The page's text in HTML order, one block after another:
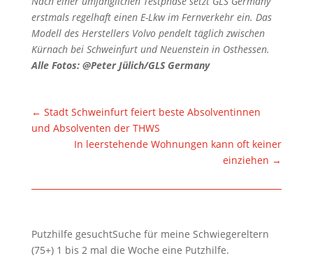
erstmals regelhaft einen E-Lkw im Fernverkehr ein. Das
Modell des Herstellers Volvo pendelt täglich zwischen
Kürnach bei Schweinfurt und Neuenstein in Osthessen.
Alle Fotos: @Peter Jülich/GLS Germany
← Stadt Schweinfurt feiert beste Absolventinnen
und Absolventen der THWS
In leerstehende Wohnungen kann oft keiner
einziehen →
Putzhilfe gesuchtSuche für meine Schwiegereltern
(75+) 1 bis 2 mal die Woche eine Putzhilfe.